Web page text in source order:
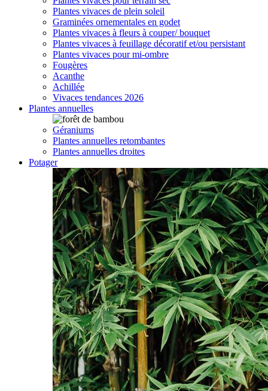
Plantes vivaces de plein soleil
Graminées ornementales en godet
Plantes vivaces à fleurs à couper/ bouquet
Plantes vivaces à feuillage décoratif et/ou persistant
Plantes vivaces pour mi-ombre
Fougères
Acanthe
Achillée
Vivaces tendances 2026
Plantes annuelles
Géraniums
Plantes annuelles retombantes
Plantes annuelles droites
Potager